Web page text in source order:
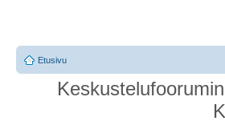
Etusivu